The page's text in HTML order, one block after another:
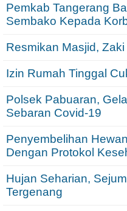
Pemkab Tangerang
Sembako Kepada
Resmikan Masjid,
Izin Rumah Tinggal
Polsek Pabuaran,
Sebaran Covid-19
Penyembelihan
Dengan Protokol
Hujan Seharian,
Tergenang